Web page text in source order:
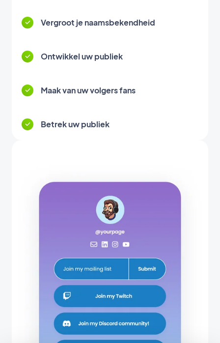
Vergroot je naamsbekendheid
Ontwikkel uw publiek
Maak van uw volgers fans
Betrek uw publiek